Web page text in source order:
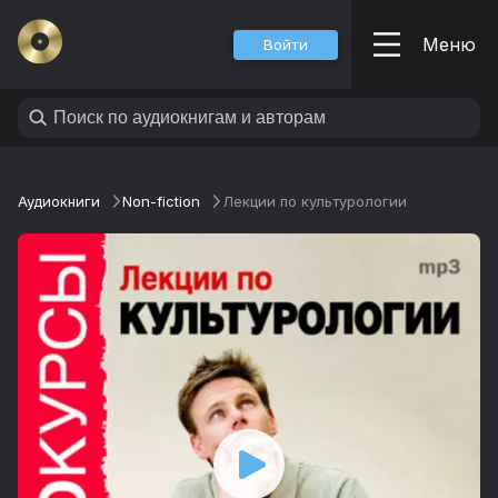
Войти Меню
Аудиокниги Non-fiction Лекции по культурологии